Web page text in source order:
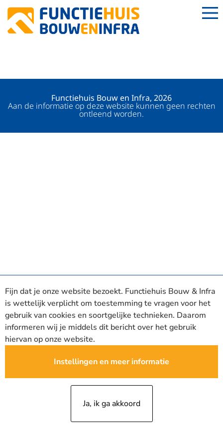
Fijn dat je onze website bezoekt. Functiehuis Bouw & Infra
is wettelijk verplicht om toestemming te vragen voor het
gebruik van cookies en soortgelijke technieken. Daarom
informeren wij je middels dit bericht over het gebruik
hiervan op onze website.
Instellingen en meer informatie
Ja, ik ga akkoord
Functiehuis Bouw en Infra, 2026
Aan de informatie op deze website kunnen geen rechten
ontleend worden.